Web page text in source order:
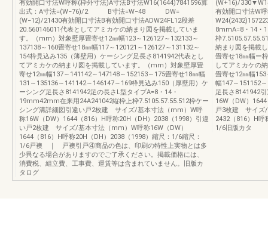
有効開口寸法W呼称(枠外寸法)A寸法B寸法W16(1644)7841596算
出式：A寸法=(W−76)/2 B寸法=W−48 DW=
(W−12)/21430有効開口寸法B有効開口寸法ADW24FL12段差
20.560146011代表としてアミカケの納まり図を掲載していま
す。（mm）対象壁厚畳寄せ12㎜幅123～126127～132133～
137138～160畳寄せ18㎜幅117～120121～126127～131132～
154枠見込み135（薄壁用）ケーシング足長さ8141942代表とし
てアミカケの納まり図を掲載しています。（mm）対象壁厚畳
寄せ12㎜幅137～141142～147148～152153～175畳寄せ18㎜幅
131～135136～141142～146147～169枠見込み150（厚壁用）ケ
ーシング足長さ8141942足の長さL型タイプA=8・14・
19mm42mm在来用24A241042縦枠上枠7.5105.57.55.512枠ケー
シング溝詳細図引違い戸2枚建 サイズ/基本寸法（mm）W呼
称16W（DW）1644（816）H呼称20H（DH）2038（1998）引違
い戸2枚建 サイズ/基本寸法（mm）W呼称16W（DW）
1644（816）H呼称20H（DH）2038（1998）縮尺：1/6縮尺：
1/6戸襖 ｜ 戸襖引戸④商品の色は、印刷の特性上実物とは多
少異なる場合がありますのでご了承ください。掲載価格には、
消費税、組立費、工事費、運賃等は含まれていません。旧版カ
タログ
(W+16)/
有効開口寸法W
8mmA=8・14・
枠
納まり図を掲載
畳寄せ18㎜幅ー
してアミカケの
畳寄せ12㎜幅
幅147～151152
足長さ8141942
16W（DW）
戸3枚建 サイズ/
2432（816）H
1/6旧版カタ